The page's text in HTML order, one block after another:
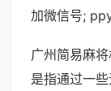
加微信号;
广州简易麻
是指通过一